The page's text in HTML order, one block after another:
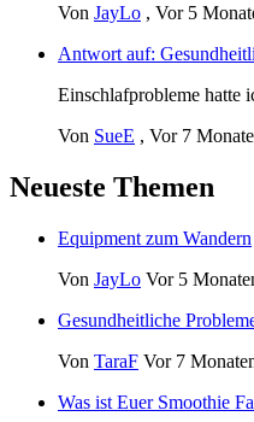
Von JayLo , Vor 5
Antwort auf:
Einschlafprobleme hatte
Von SueE , Vor 7
Neueste Themen
Equipment zum Wandern
Von JayLo Vor 5
Gesundheitliche
Von TaraF Vor 7
Was ist Euer Smoothie